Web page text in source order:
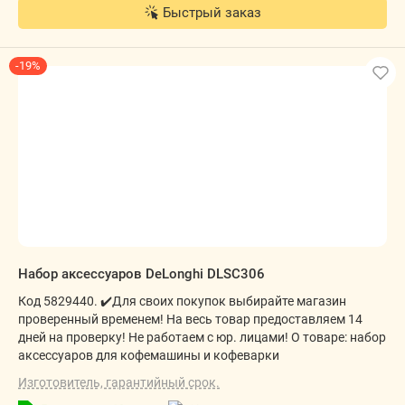
Быстрый заказ
-19%
Набор аксессуаров DeLonghi DLSC306
Код 5829440. ✔️Для своих покупок выбирайте магазин
проверенный временем! На весь товар предоставляем 14
дней на проверку! Не работаем с юр. лицами! О товаре: набор
аксессуаров для кофемашины и кофеварки
Изготовитель, гарантийный срок.